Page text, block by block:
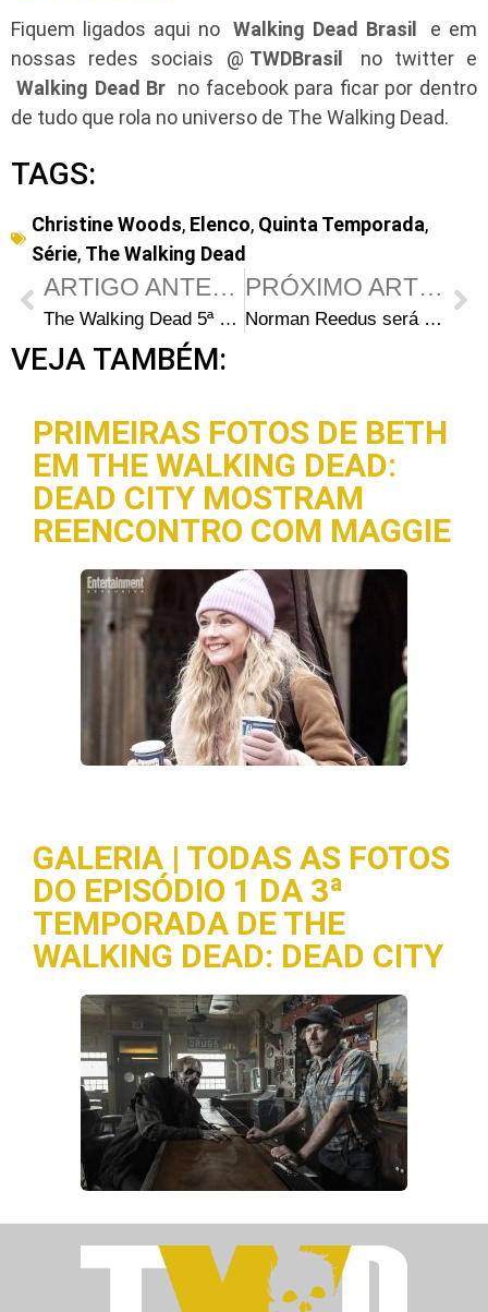
Fiquem ligados aqui no Walking Dead Brasil
e em
nossas redes sociais @ TWDBrasil
no twitter e
Walking Dead Br no facebook para ficar por dentro
de tudo que rola no universo de The Walking Dead.
TAGS:
Christine Woods, Elenco, Quinta Temporada,
Série, The Walking Dead
ARTIGO ANTERIOR
The Walking Dead 5ª Temporada: Quem será a substituta de Andrea em Alexandria?
PRÓXIMO ARTIGO
Norman Reedus será o personagem principal no novo jogo de Silent Hill
VEJA TAMBÉM:
PRIMEIRAS FOTOS DE BETH
EM THE WALKING DEAD:
DEAD CITY MOSTRAM
REENCONTRO COM MAGGIE
GALERIA | TODAS AS FOTOS
DO EPISÓDIO 1 DA 3ª
TEMPORADA DE THE
WALKING DEAD: DEAD CITY